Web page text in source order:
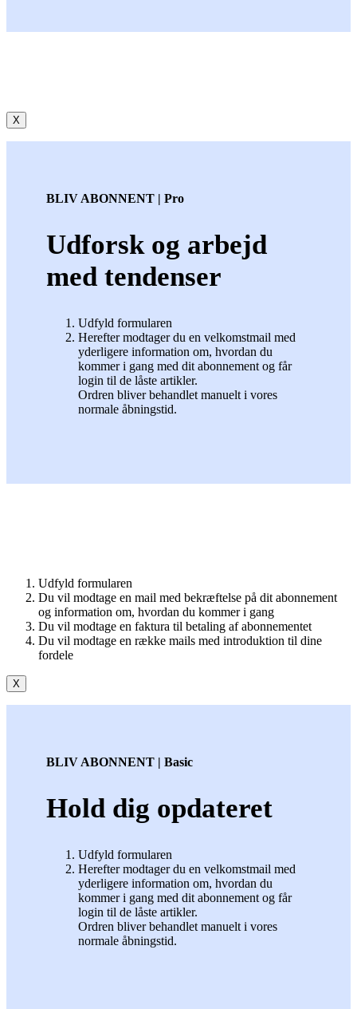
X
BLIV ABONNENT | Pro
Udforsk og arbejd
med tendenser
Udfyld formularen
Herefter modtager du en velkomstmail med
yderligere information om, hvordan du
kommer i gang med dit abonnement og får
login til de låste artikler.
Ordren bliver behandlet manuelt i vores
normale åbningstid.
Udfyld formularen
Du vil modtage en mail med bekræftelse på dit abonnement
og information om, hvordan du kommer i gang
Du vil modtage en faktura til betaling af abonnementet
Du vil modtage en række mails med introduktion til dine
fordele
X
BLIV ABONNENT | Basic
Hold dig opdateret
Udfyld formularen
Herefter modtager du en velkomstmail med
yderligere information om, hvordan du
kommer i gang med dit abonnement og får
login til de låste artikler.
Ordren bliver behandlet manuelt i vores
normale åbningstid.